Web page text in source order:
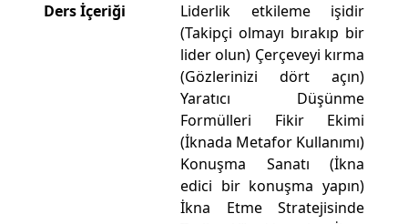
Ders İçeriği
Liderlik etkileme işidir
(Takipçi olmayı bırakıp bir
lider olun) Çerçeveyi kırma
(Gözlerinizi dört açın)
Yaratıcı Düşünme
Formülleri Fikir Ekimi
(İknada Metafor Kullanımı)
Konuşma Sanatı (İkna
edici bir konuşma yapın)
İkna Etme Stratejisinde